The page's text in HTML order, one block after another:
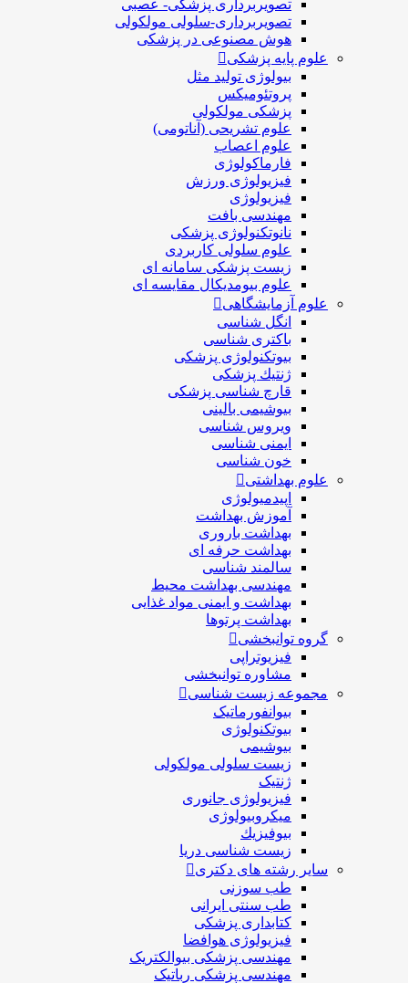
تصویربرداری پزشکی- عصبی
تصویربرداری-سلولی مولکولی
هوش مصنوعی در پزشکی
علوم پایه پزشکی
بیولوژی تولید مثل
پروتئومیکس
پزشکی مولکولی
علوم تشریحی (آناتومی)
علوم اعصاب
فارماکولوژی
فیزیولوژی ورزش
فیزیولوژی
مهندسی بافت
نانوتکنولوژی پزشکی
علوم سلولی کاربردی
زیست پزشکی سامانه ای
علوم بیومدیکال مقایسه ای
علوم آزمایشگاهی
انگل شناسی
باکتری شناسی
بیوتکنولوژی پزشکی
ژنتيك پزشکی
قارچ شناسی پزشكی
بیوشیمی بالینی
ویروس شناسی
ایمنی شناسی
خون شناسی
علوم بهداشتی
اپیدمیولوژی
آموزش بهداشت
بهداشت باروری
بهداشت حرفه ای
سالمند شناسی
مهندسی بهداشت محيط
بهداشت و ایمنی مواد غذایی
بهداشت پرتوها
گروه توانبخشی
فیزیوتراپی
مشاوره توانبخشی
مجموعه زیست شناسی
بیوانفورماتیک
بیوتکنولوژی
بیوشیمی
زیست سلولی مولکولی
ژنتیک
فیزیولوژی جانوری
میکروبیولوژی
بيوفيزيك
زیست شناسی دریا
سایر رشته های دکتری
طب سوزنی
طب سنتی ایرانی
کتابداری پزشکی
فیزیولوژی هوافضا
مهندسی پزشکی بیوالکتریک
مهندسی پزشکی رباتیک